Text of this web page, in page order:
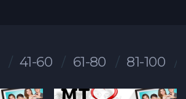
41-60 61-80 81-100